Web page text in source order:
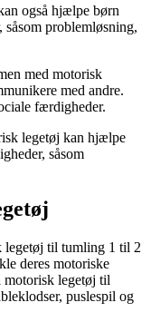
også hjælpe børn
problemløsning,
med motorisk
med andre.
færdigheder.
legetøj kan hjælpe
såsom
legetøj til tumling 1 til 2
deres motoriske
legetøj til
puslespil og